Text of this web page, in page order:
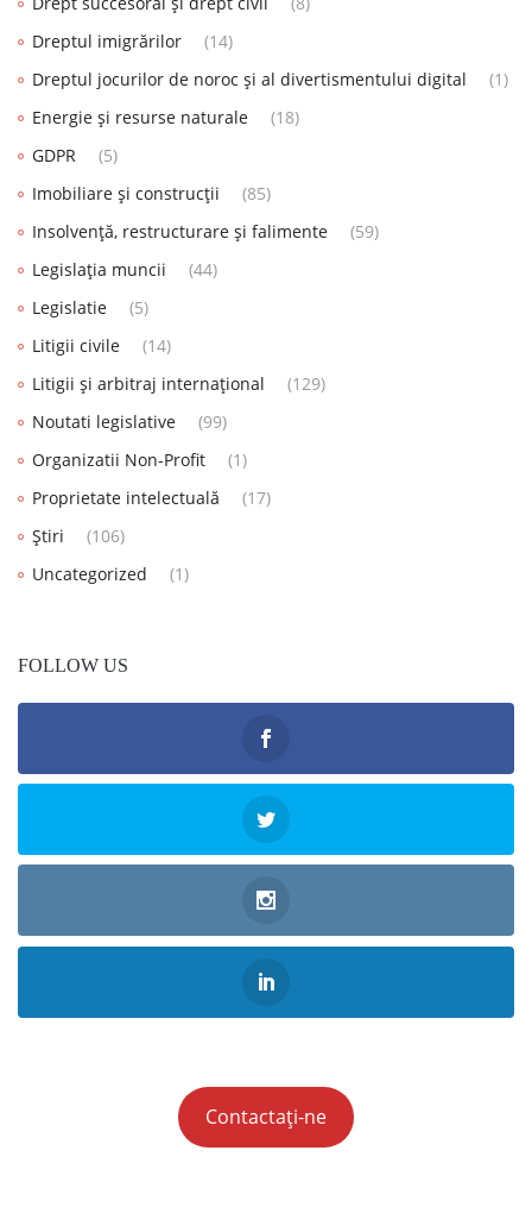
Dreptul imigrărilor
(14)
Dreptul jocurilor de noroc și al divertismentului digital
(1)
Energie și resurse naturale
(18)
GDPR
(5)
Imobiliare și construcții
(85)
Insolvență, restructurare și falimente
(59)
Legislația muncii
(44)
Legislatie
(5)
Litigii civile
(14)
Litigii și arbitraj internațional
(129)
Noutati legislative
(99)
Organizatii Non-Profit
(1)
Proprietate intelectuală
(17)
Știri
(106)
Uncategorized
(1)
FOLLOW US
Contactați-ne